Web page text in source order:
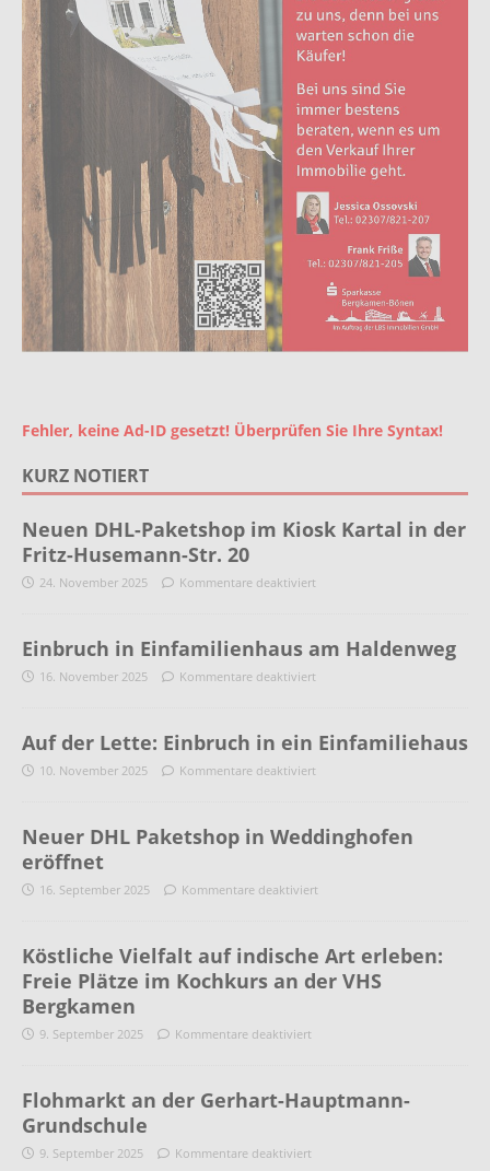
Fehler, keine Ad-ID gesetzt! Überprüfen Sie Ihre Syntax!
KURZ NOTIERT
Neuen DHL-Paketshop im Kiosk Kartal in der
Fritz-Husemann-Str. 20
24. November 2025 Kommentare deaktiviert
Einbruch in Einfamilienhaus am Haldenweg
16. November 2025 Kommentare deaktiviert
Auf der Lette: Einbruch in ein Einfamiliehaus
10. November 2025 Kommentare deaktiviert
Neuer DHL Paketshop in Weddinghofen
eröffnet
16. September 2025 Kommentare deaktiviert
Köstliche Vielfalt auf indische Art erleben:
Freie Plätze im Kochkurs an der VHS
Bergkamen
9. September 2025 Kommentare deaktiviert
Flohmarkt an der Gerhart-Hauptmann-
Grundschule
9. September 2025 Kommentare deaktiviert